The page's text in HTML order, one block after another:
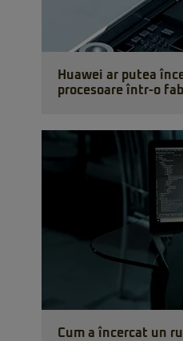
Huawei ar putea
procesoare într-o
Cum a încercat un